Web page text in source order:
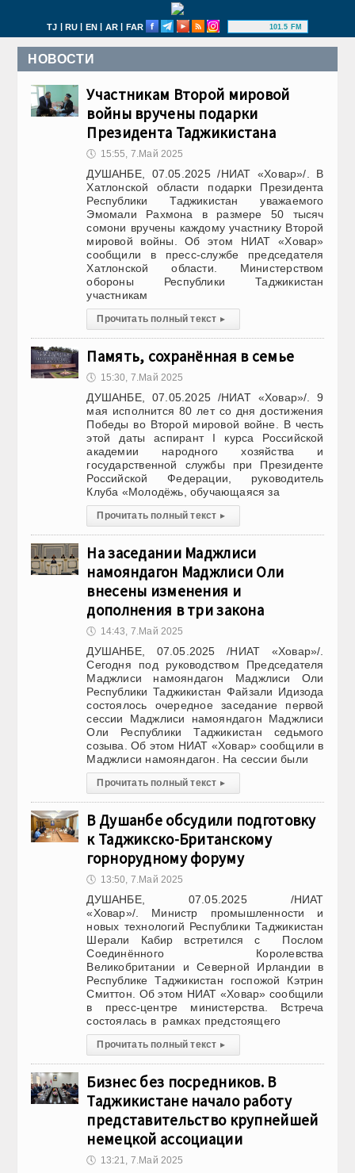
TJ | RU | EN | AR | FAR 101.5 FM
НОВОСТИ
Участникам Второй мировой
войны вручены подарки
Президента Таджикистана
🕔 15:55, 7.Май 2025
ДУШАНБЕ, 07.05.2025 /НИАТ «Ховар»/. В
Хатлонской области подарки Президента
Республики Таджикистан уважаемого
Эмомали Рахмона в размере 50 тысяч
сомони вручены каждому участнику Второй
мировой войны. Об этом НИАТ «Ховар»
сообщили в пресс-службе председателя
Хатлонской области. Министерством
обороны Республики Таджикистан
участникам
Прочитать полный текст ▸
Память, сохранённая в семье
🕔 15:30, 7.Май 2025
ДУШАНБЕ, 07.05.2025 /НИАТ «Ховар»/. 9
мая исполнится 80 лет со дня достижения
Победы во Второй мировой войне. В честь
этой даты аспирант I курса Российской
академии народного хозяйства и
государственной службы при Президенте
Российской Федерации, руководитель
Клуба «Молодёжь, обучающаяся за
Прочитать полный текст ▸
На заседании Маджлиси
намояндагон Маджлиси Оли
внесены изменения и
дополнения в три закона
🕔 14:43, 7.Май 2025
ДУШАНБЕ, 07.05.2025 /НИАТ «Ховар»/.
Сегодня под руководством Председателя
Маджлиси намояндагон Маджлиси Оли
Республики Таджикистан Файзали Идизода
состоялось очередное заседание первой
сессии Маджлиси намояндагон Маджлиси
Оли Республики Таджикистан седьмого
созыва. Об этом НИАТ «Ховар» сообщили в
Маджлиси намояндагон. На сессии были
Прочитать полный текст ▸
В Душанбе обсудили подготовку
к Таджикско-Британскому
горнорудному форуму
🕔 13:50, 7.Май 2025
ДУШАНБЕ, 07.05.2025 /НИАТ
«Ховар»/. Министр промышленности и
новых технологий Республики Таджикистан
Шерали Кабир встретился с Послом
Соединённого Королевства
Великобритании и Северной Ирландии в
Республике Таджикистан госпожой Кэтрин
Смиттон. Об этом НИАТ «Ховар» сообщили
в пресс-центре министерства. Встреча
состоялась в рамках предстоящего
Прочитать полный текст ▸
Бизнес без посредников. В
Таджикистане начало работу
представительство крупнейшей
немецкой ассоциации
🕔 13:21, 7.Май 2025